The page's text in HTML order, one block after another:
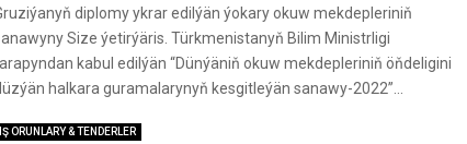
diplomy ykrar edilýän ýokary okuw mekdepleriniň
Size ýetirýäris. Türkmenistanyň Bilim Ministrligi
kabul edilýän “Dünýäniň okuw mekdepleriniň öňdeligini
halkara guramalarynyň kesgitleýän sanawy-2022”...
IŞ ORUNLARY & TENDERLER